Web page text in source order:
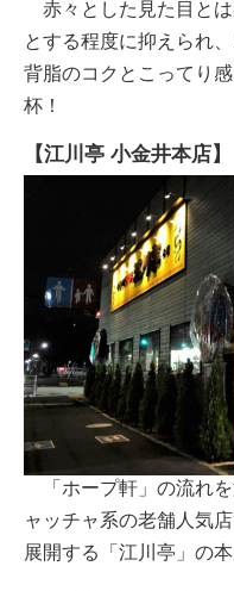
赤々とした見た目と
とする程度に抑えられ
背脂のコクとこってり
杯！
【江川亭 小金井本店】
「ホープ軒」の流れ
ャッチャ系の老舗人気
展開する「江川亭」の本